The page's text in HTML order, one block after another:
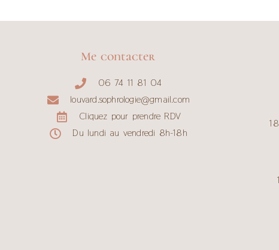
Me contacter
06 74 11 81 04
louvard.sophrologie@gmail.com
Cliquez pour prendre RDV
Du lundi au vendredi 8h-18h